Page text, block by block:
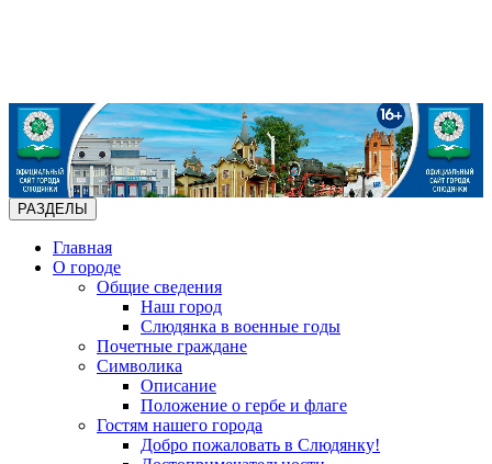
РАЗДЕЛЫ
Главная
О городе
Общие сведения
Наш город
Слюдянка в военные годы
Почетные граждане
Символика
Описание
Положение о гербе и флаге
Гостям нашего города
Добро пожаловать в Слюдянку!